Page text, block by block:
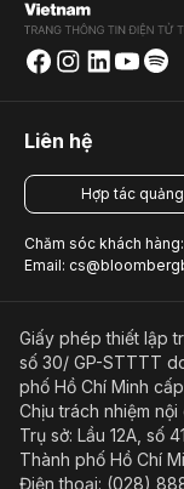
Liên hệ
Hợp tác
Chăm sóc khách
Email:
Giấy phép thiết lập
số 30/ GP-STTTT
phố Hồ Chí Minh
Chịu trách nhiệm
Trụ sở: Lầu 12A, số
Thành phố Hồ Chí
Điện thoại: (028)